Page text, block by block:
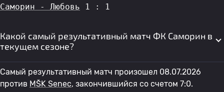
Саморин - Любовь 1 : 1
Какой самый результативный матч ФК Саморин в
текущем сезоне?
Самый результативный матч произошел 08.07.2026
против MŠK Senec, закончившийся со счетом 7:0.